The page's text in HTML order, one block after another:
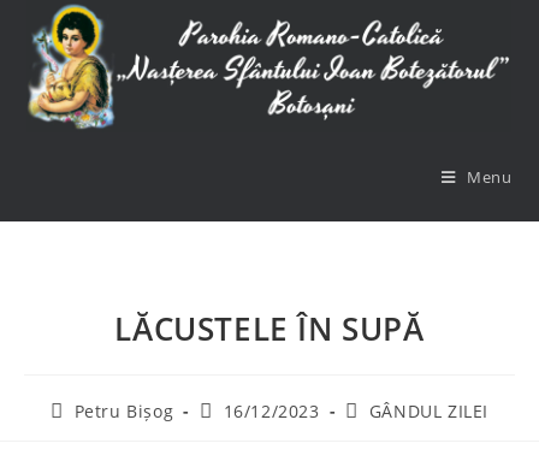
Menu
LĂCUSTELE ÎN SUPĂ
Petru Bișog 16/12/2023 GÂNDUL ZILEI